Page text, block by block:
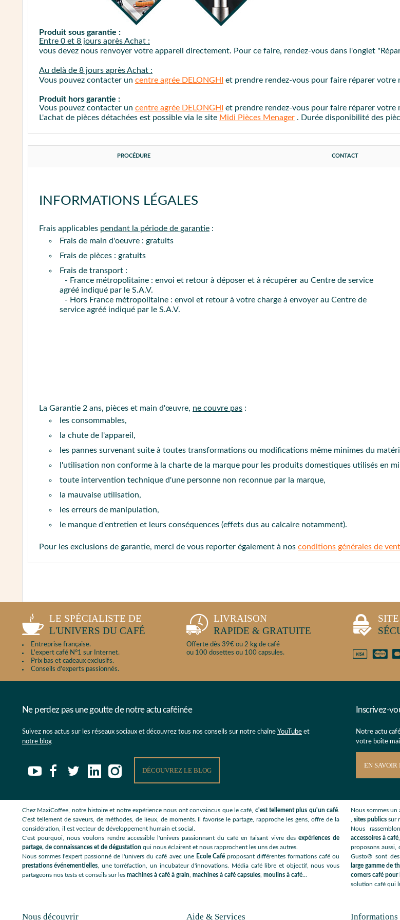
Dans tous les cas, munissez-vous d'une brosse d'entretien
Produit sous garantie :
Entre 0 et 8 jours après Achat :
vous devez nous renvoyer votre appareil directement. Pour ce faire, rendez-vous dans l'onglet
Au delà de 8 jours après Achat :
Vous pouvez contacter un centre agrée DELONGHI et prendre rendez-vous pour faire réparer votre
Produit hors garantie :
Vous pouvez contacter un centre agrée DELONGHI
et prendre rendez-vous pour faire réparer votre
L'achat de pièces détachées est possible via le site Midi Pièces Menager . Durée disponibilité des
PROCÉDURE CONTACT
INFORMATIONS LÉGALES
Frais applicables pendant la période de garantie :
Frais de main d'oeuvre : gratuits
Frais de pièces : gratuits
Frais de transport :
- France métropolitaine : envoi et retour à déposer et à récupérer au Centre de service
agréé indiqué par le S.A.V.
- Hors France métropolitaine : envoi et retour à votre charge à envoyer au Centre de
service agréé indiqué par le S.A.V.
La Garantie 2 ans, pièces et main d'œuvre, ne couvre pas :
les consommables,
la chute de l'appareil,
les pannes survenant suite à toutes transformations ou modifications même minimes du
l'utilisation non conforme à la charte de la marque pour les produits domestiques utilisés en
toute intervention technique d'une personne non reconnue par la marque,
la mauvaise utilisation,
les erreurs de manipulation,
le manque d'entretien et leurs conséquences (effets dus au calcaire notamment).
Pour les exclusions de garantie, merci de vous reporter également à nos conditions générales de
LE SPÉCIALISTE DE
L'UNIVERS DU CAFÉ
Entreprise française.
L'expert café N°1 sur Internet.
Prix bas et cadeaux exclusifs.
Conseils d'experts passionnés.
LIVRAISON
RAPIDE & GRATUITE
Offerte dès 39€ ou 2 kg de café
ou 100 dosettes ou 100 capsules.
Ne perdez pas une goutte de notre actu caféinée
Suivez nos actus sur les réseaux sociaux et découvrez tous nos conseils sur notre chaîne YouTube et
notre blog
DÉCOUVREZ LE BLOG
Inscrivez-
Notre actu
votre boîte mail
EN SAVOIR
Chez MaxiCoffee, notre histoire et notre expérience nous ont convaincus que le café, c'est tellement plus qu'un café.
C'est tellement de saveurs, de méthodes, de lieux, de moments. Il favorise le partage, rapproche les gens, offre de la
considération, il est vecteur de développement humain et social.
C'est pourquoi, nous voulons rendre accessible l'univers passionnant du café en faisant vivre des expériences de
partage, de connaissances et de dégustation qui nous éclairent et nous rapprochent les uns des autres.
Nous sommes l'expert passionné de l'univers du café avec une Ecole Caféproposant différentes formations café ou
prestations événementielles , une torréfaction, un incubateur d'innovations. Média café libre et objectif, nous vous
partageons nos tests et conseils sur les machines à café à grain machines à café capsules moulins à café...
Nous sommes un
sites publics sur
Nous
accessoires à café
proposons aussi,
Gusto® sont
large gamme de
corners café pour
solution café qui
Nous découvrir Aide & Services Informations